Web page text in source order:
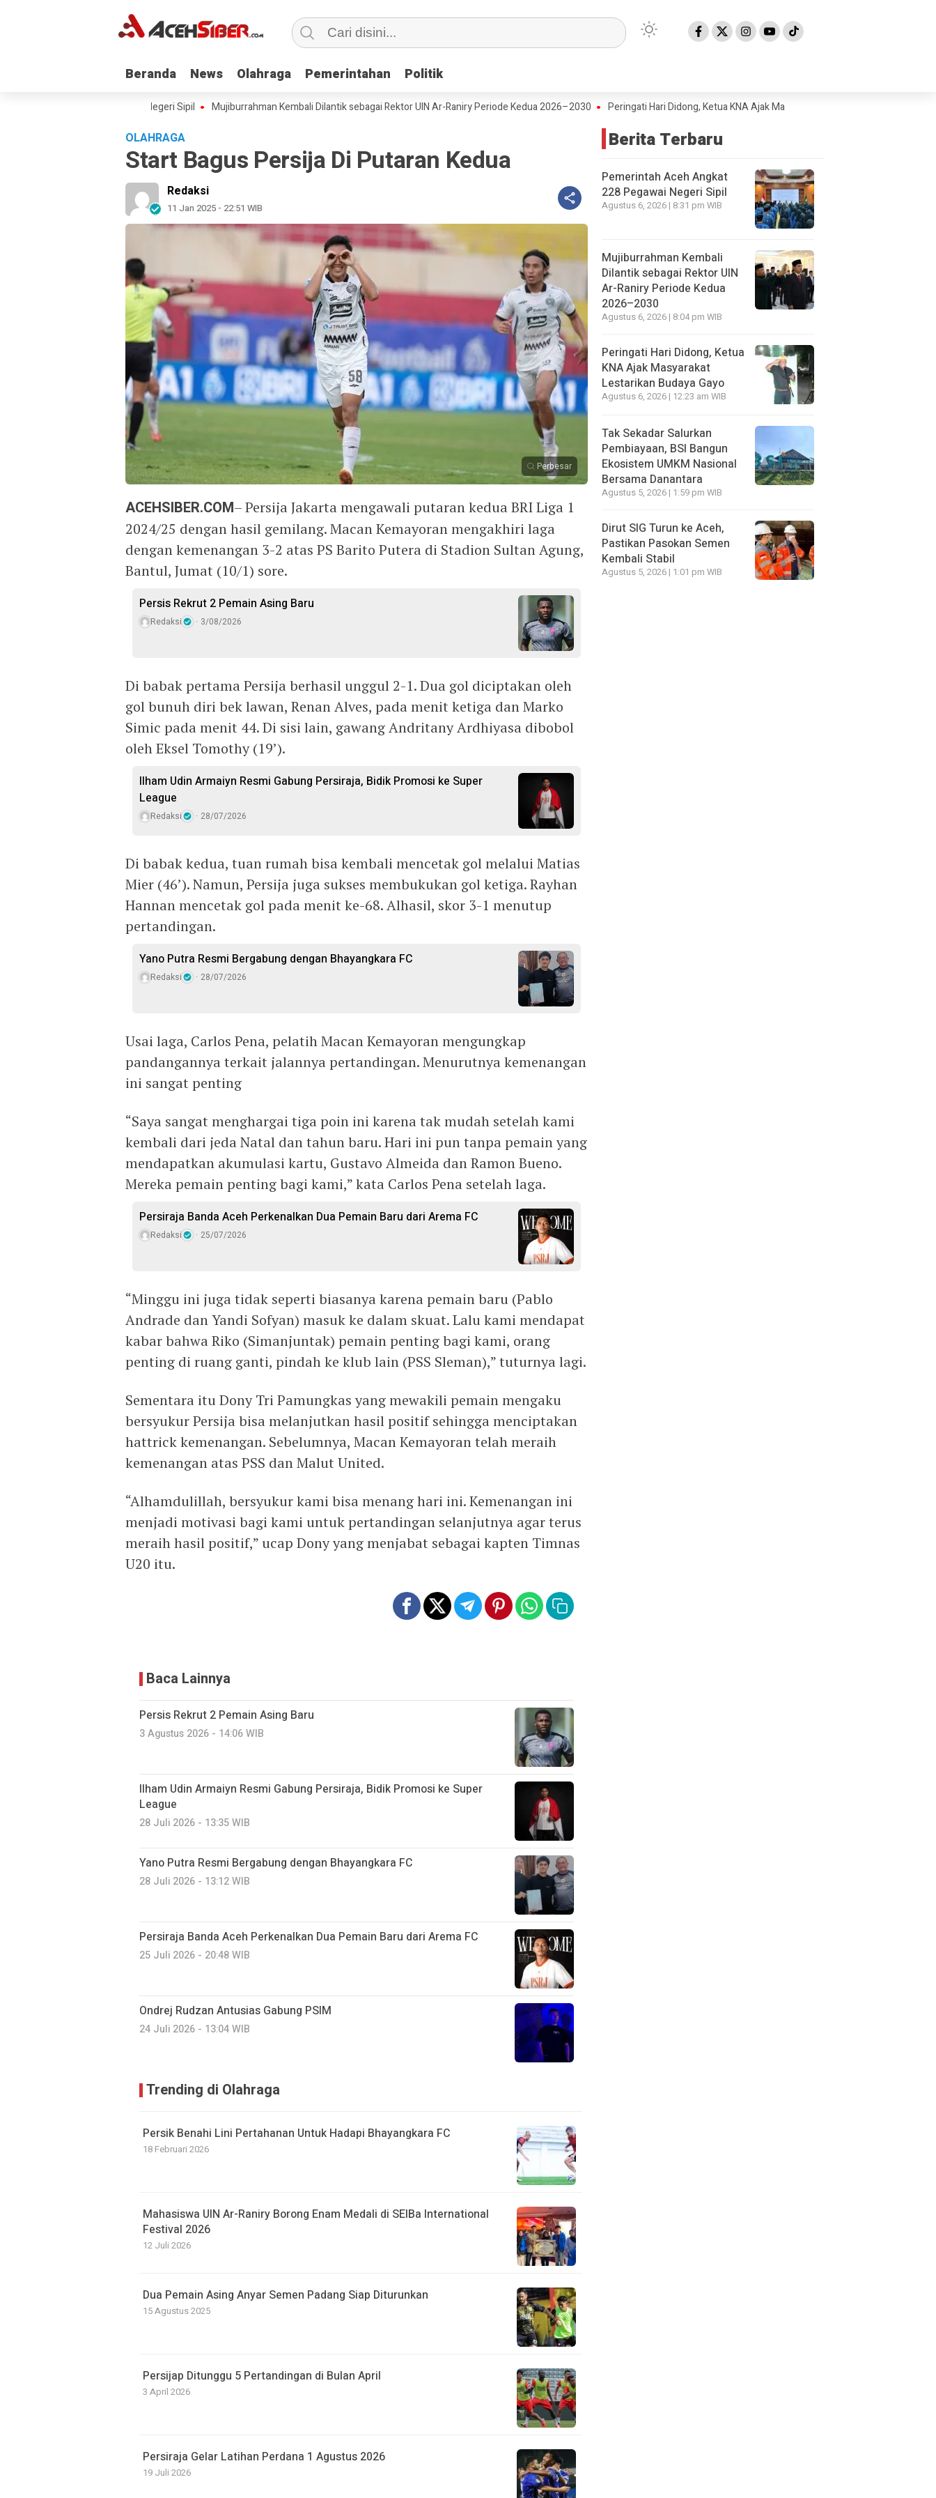
Beranda News Olahraga Pemerintahan Politik
Beranda News Olahraga Pemerintahan Politik
Angkat 228 Pegawai Negeri Sipil Mujiburrahman Kembali Dilantik sebagai Rektor UIN Ar-Raniry Periode Kedua 2026–2030 Peringati Hari Didong, Ketua KNA Ajak Masyarakat Lestarikan Budaya Gayo
OLAHRAGA
Start Bagus Persija Di Putaran Kedua
Redaksi
11 Jan 2025 - 22:51 WIB
Perbesar
ACEHSIBER.COM– Persija Jakarta mengawali putaran kedua BRI Liga 1
2024/25 dengan hasil gemilang. Macan Kemayoran mengakhiri laga
dengan kemenangan 3-2 atas PS Barito Putera di Stadion Sultan Agung,
Bantul, Jumat (10/1) sore.
Persis Rekrut 2 Pemain Asing Baru
Redaksi 3/08/2026
Di babak pertama Persija berhasil unggul 2-1. Dua gol diciptakan oleh
gol bunuh diri bek lawan, Renan Alves, pada menit ketiga dan Marko
Simic pada menit 44. Di sisi lain, gawang Andritany Ardhiyasa dibobol
oleh Eksel Tomothy (19’).
Ilham Udin Armaiyn Resmi Gabung Persiraja, Bidik Promosi ke Super
League
Redaksi 28/07/2026
Di babak kedua, tuan rumah bisa kembali mencetak gol melalui Matias
Mier (46’). Namun, Persija juga sukses membukukan gol ketiga. Rayhan
Hannan mencetak gol pada menit ke-68. Alhasil, skor 3-1 menutup
pertandingan.
Yano Putra Resmi Bergabung dengan Bhayangkara FC
Redaksi 28/07/2026
Usai laga, Carlos Pena, pelatih Macan Kemayoran mengungkap
pandangannya terkait jalannya pertandingan. Menurutnya kemenangan
ini sangat penting
“Saya sangat menghargai tiga poin ini karena tak mudah setelah kami
kembali dari jeda Natal dan tahun baru. Hari ini pun tanpa pemain yang
mendapatkan akumulasi kartu, Gustavo Almeida dan Ramon Bueno.
Mereka pemain penting bagi kami,” kata Carlos Pena setelah laga.
Persiraja Banda Aceh Perkenalkan Dua Pemain Baru dari Arema FC
Redaksi 25/07/2026
“Minggu ini juga tidak seperti biasanya karena pemain baru (Pablo
Andrade dan Yandi Sofyan) masuk ke dalam skuat. Lalu kami mendapat
kabar bahwa Riko (Simanjuntak) pemain penting bagi kami, orang
penting di ruang ganti, pindah ke klub lain (PSS Sleman),” tuturnya lagi.
Sementara itu Dony Tri Pamungkas yang mewakili pemain mengaku
bersyukur Persija bisa melanjutkan hasil positif sehingga menciptakan
hattrick kemenangan. Sebelumnya, Macan Kemayoran telah meraih
kemenangan atas PSS dan Malut United.
“Alhamdulillah, bersyukur kami bisa menang hari ini. Kemenangan ini
menjadi motivasi bagi kami untuk pertandingan selanjutnya agar terus
meraih hasil positif,” ucap Dony yang menjabat sebagai kapten Timnas
U20 itu.
Baca Lainnya
Persis Rekrut 2 Pemain Asing Baru
3 Agustus 2026 - 14:06 WIB
Ilham Udin Armaiyn Resmi Gabung Persiraja, Bidik Promosi ke Super
League
28 Juli 2026 - 13:35 WIB
Yano Putra Resmi Bergabung dengan Bhayangkara FC
28 Juli 2026 - 13:12 WIB
Persiraja Banda Aceh Perkenalkan Dua Pemain Baru dari Arema FC
25 Juli 2026 - 20:48 WIB
Ondrej Rudzan Antusias Gabung PSIM
24 Juli 2026 - 13:04 WIB
Trending di Olahraga
Persik Benahi Lini Pertahanan Untuk Hadapi Bhayangkara FC
18 Februari 2026
Mahasiswa UIN Ar-Raniry Borong Enam Medali di SEIBa International
Festival 2026
12 Juli 2026
Dua Pemain Asing Anyar Semen Padang Siap Diturunkan
15 Agustus 2025
Persijap Ditunggu 5 Pertandingan di Bulan April
3 April 2026
Persiraja Gelar Latihan Perdana 1 Agustus 2026
19 Juli 2026
Berita Terbaru
Pemerintah Aceh Angkat
228 Pegawai Negeri Sipil
Agustus 6, 2026 | 8:31 pm WIB
Mujiburrahman Kembali
Dilantik sebagai Rektor UIN
Ar-Raniry Periode Kedua
2026–2030
Agustus 6, 2026 | 8:04 pm WIB
Peringati Hari Didong, Ketua
KNA Ajak Masyarakat
Lestarikan Budaya Gayo
Agustus 6, 2026 | 12:23 am WIB
Tak Sekadar Salurkan
Pembiayaan, BSI Bangun
Ekosistem UMKM Nasional
Bersama Danantara
Agustus 5, 2026 | 1:59 pm WIB
Dirut SIG Turun ke Aceh,
Pastikan Pasokan Semen
Kembali Stabil
Agustus 5, 2026 | 1:01 pm WIB